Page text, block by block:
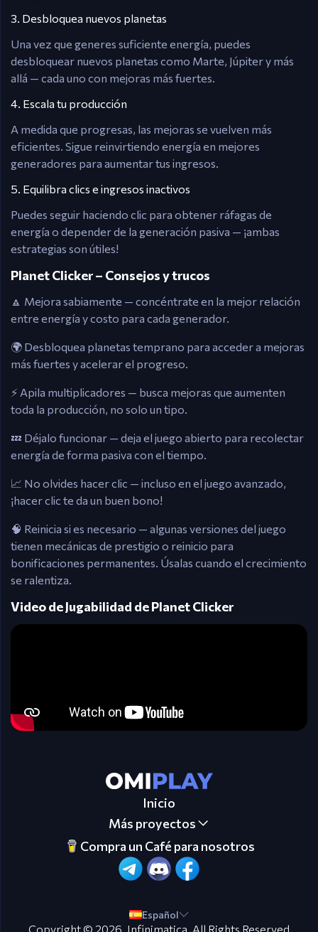
3. Desbloquea nuevos planetas
Una vez que generes suficiente energía, puedes
desbloquear nuevos planetas como Marte, Júpiter y más
allá — cada uno con mejoras más fuertes.
4. Escala tu producción
A medida que progresas, las mejoras se vuelven más
eficientes. Sigue reinvirtiendo energía en mejores
generadores para aumentar tus ingresos.
5. Equilibra clics e ingresos inactivos
Puedes seguir haciendo clic para obtener ráfagas de
energía o depender de la generación pasiva — ¡ambas
estrategias son útiles!
Planet Clicker – Consejos y trucos
🔼 Mejora sabiamente — concéntrate en la mejor relación
entre energía y costo para cada generador.
🌍 Desbloquea planetas temprano para acceder a mejoras
más fuertes y acelerar el progreso.
⚡ Apila multiplicadores — busca mejoras que aumenten
toda la producción, no solo un tipo.
💤 Déjalo funcionar — deja el juego abierto para recolectar
energía de forma pasiva con el tiempo.
📈 No olvides hacer clic — incluso en el juego avanzado,
¡hacer clic te da un buen bono!
🧠 Reinicia si es necesario — algunas versiones del juego
tienen mecánicas de prestigio o reinicio para
bonificaciones permanentes. Úsalas cuando el crecimiento
se ralentiza.
Video de Jugabilidad de Planet Clicker
Inicio
Más proyectos
Compra un Café para nosotros
Español
Copyright © 2026. Infinimatica . All Rights Reserved